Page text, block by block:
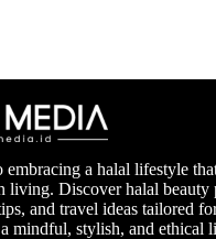
embracing a halal lifestyle
living. Discover halal beauty
and travel ideas tailored
mindful, stylish, and ethical